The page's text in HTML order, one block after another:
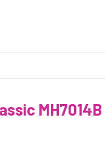
MH7014B